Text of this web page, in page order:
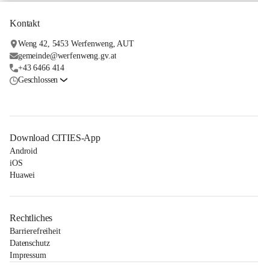
Kontakt
Weng 42, 5453 Werfenweng, AUT
gemeinde@werfenweng.gv.at
+43 6466 414
Geschlossen
Download CITIES-App
Android
iOS
Huawei
Rechtliches
Barrierefreiheit
Datenschutz
Impressum